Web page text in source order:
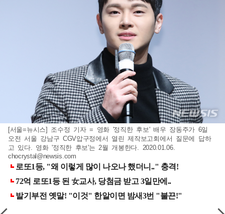
[서울=뉴시스] 조수정 기자 = 영화 '정직한 후보' 배우 장동주가 6일
오전 서울 강남구 CGV압구정에서 열린 제작보고회에서 질문에 답하
고 있다. 영화 '정직한 후보'는 2월 개봉한다. 2020.01.06.
chocrystal@newsis.com